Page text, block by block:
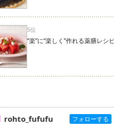
5位
“楽”に“楽しく”作れる薬膳レ
rohto_fufufu フォローする